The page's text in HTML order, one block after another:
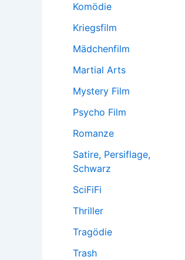
Komödie
Kriegsfilm
Mädchenfilm
Martial Arts
Mystery Film
Psycho Film
Romanze
Satire, Persiflage,
Schwarz
SciFiFi
Thriller
Tragödie
Trash